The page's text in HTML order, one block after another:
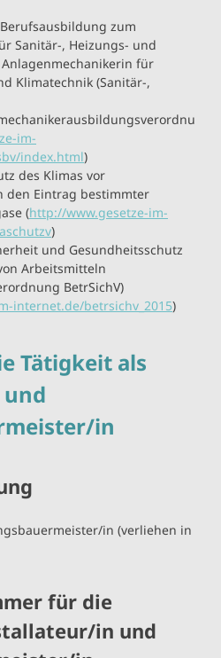
zum
Sanitär-, Heizungs- und
für
Klimatechnik (Sanitär-,
im-
index.html)
des Klimas vor
den Eintrag bestimmter
(http://www.gesetze-im-
)
und Gesundheitsschutz
Arbeitsmitteln
BetrSichV)
internet.de/betrsichv_2015)
Tätigkeit als
in
in (verliehen in
für die
in und